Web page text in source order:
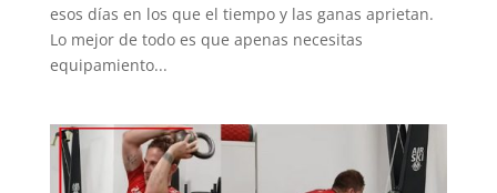
esos días en los que el tiempo y las ganas aprietan.
Lo mejor de todo es que apenas necesitas
equipamiento...